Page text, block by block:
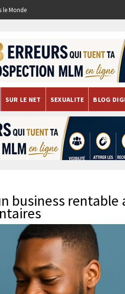
le Monde
SUR LE NET SEXUALITE BLOG
business rentable